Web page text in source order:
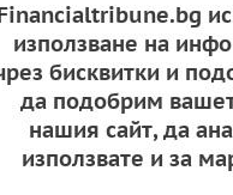
14:38
за
използване на
бисквитки и
да подобрим
нашия сайт, да
използвате и за